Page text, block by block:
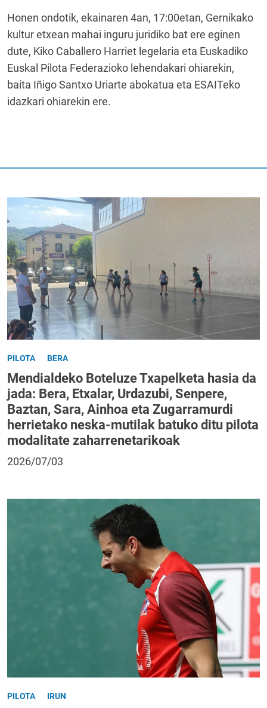
Honen ondotik, ekainaren 4an, 17:00etan, Gernikako
kultur etxean mahai inguru juridiko bat ere eginen
dute, Kiko Caballero Harriet legelaria eta Euskadiko
Euskal Pilota Federazioko lehendakari ohiarekin,
baita Iñigo Santxo Uriarte abokatua eta ESAITeko
idazkari ohiarekin ere.
PILOTA BERA
Mendialdeko Boteluze Txapelketa hasia da
jada: Bera, Etxalar, Urdazubi, Senpere,
Baztan, Sara, Ainhoa eta Zugarramurdi
herrietako neska-mutilak batuko ditu pilota
modalitate zaharrenetarikoak
2026/07/03
PILOTA IRUN